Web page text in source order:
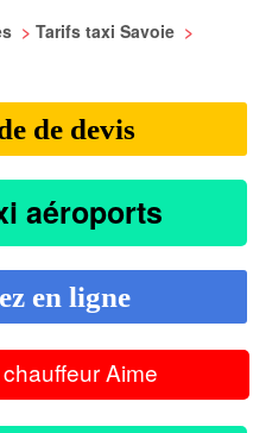
> Tarifs taxi Savoie >
de devis
aéroports
en ligne
Aime